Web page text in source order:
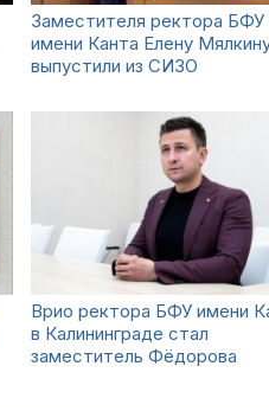
Заместителя ректора БФУ
имени Канта Елену
выпустили из СИЗО
Врио ректора БФУ имени
в Калининграде стал
заместитель Фёдорова